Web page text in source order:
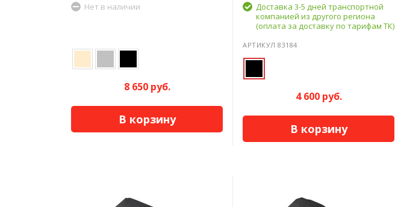
Нет в наличии
8 650 руб.
В корзину
Доставка 3-5 дней транспортной
компанией из другого региона
(оплата за доставку по тарифам ТК)
АРТИКУЛ 83184
4 600 руб.
В корзину